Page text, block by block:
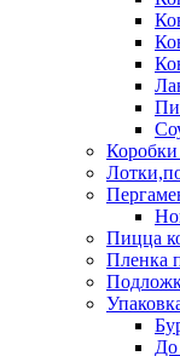
Коробки
Пицца
Пленка
До